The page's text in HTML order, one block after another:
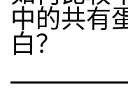
中的共有
白？